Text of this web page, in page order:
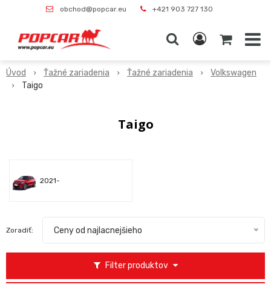
obchod@popcar.eu +421 903 727 130
Úvod Ťažné zariadenia Ťažné zariadenia
Volkswagen
Taigo
Taigo
2021-
Filter produktov
Zoradiť: Ceny od najlacnejšieho